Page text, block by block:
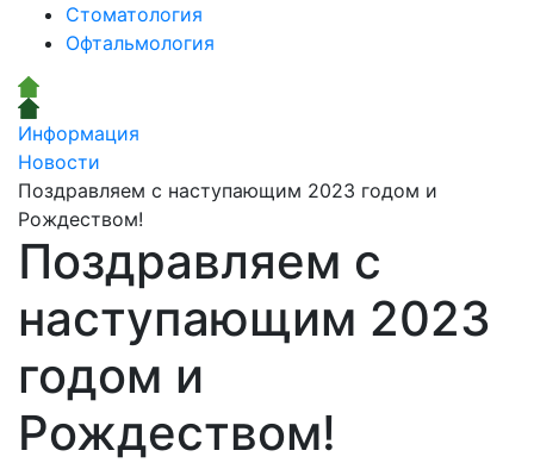
Стоматология
Офтальмология
Информация
Новости
Поздравляем с наступающим 2023 годом и
Рождеством!
Поздравляем с
наступающим 2023
годом и
Рождеством!